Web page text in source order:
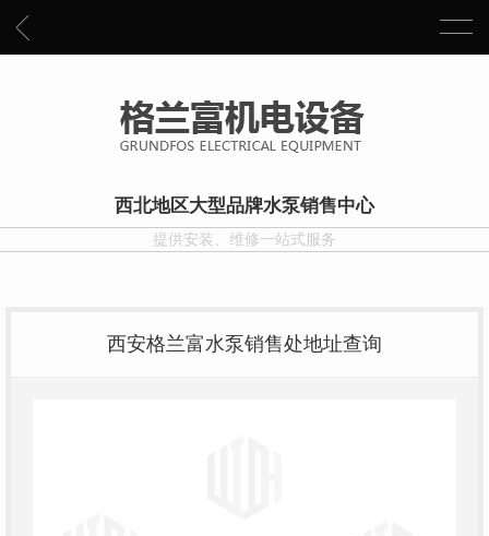
西北地区大型品牌水泵销售中心
提供安装、维修一站式服务
西安格兰富水泵销售处地址查询